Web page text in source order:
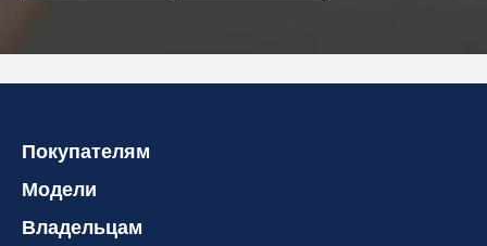
Покупателям
Модели
Владельцам